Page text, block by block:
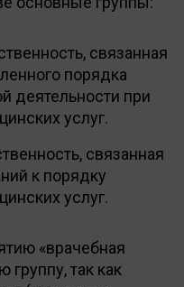
связанная
порядка
деятельности при
услуг.
связанная
к порядку
услуг.
«врачебная
так как